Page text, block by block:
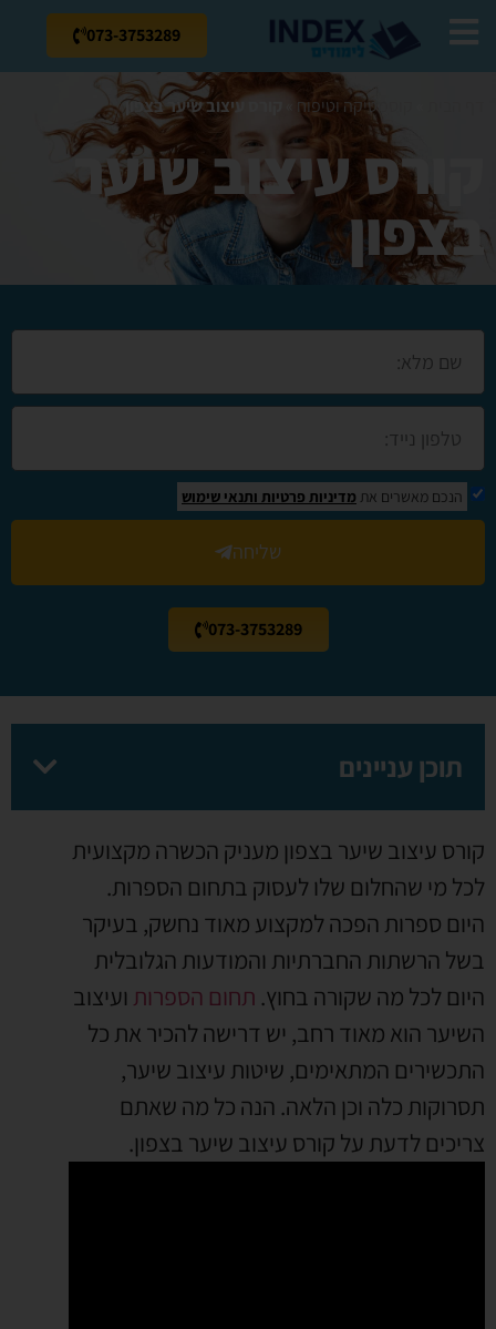
073-3753289
קוסמטיקה וטיפוח קורס עיצוב שיער בצפון
קורס עיצוב שיער
בצפון
הנכם מאשרים את מדיניות פרטיות ותנאי שימוש
שליחה
073-3753289
תוכן עניינים
קורס עיצוב שיער בצפון מעניק הכשרה מקצועית
לכל מי שהחלום שלו לעסוק בתחום הספרות.
היום ספרות הפכה למקצוע מאוד נחשק, בעיקר
בשל הרשתות החברתיות והמודעות הגלובלית
היום לכל מה שקורה בחוץ. תחום הספרות ועיצוב
השיער הוא מאוד רחב, יש דרישה להכיר את כל
התכשירים המתאימים, שיטות עיצוב שיער,
תסרוקות כלה וכן הלאה. הנה כל מה שאתם
צריכים לדעת על קורס עיצוב שיער בצפון.